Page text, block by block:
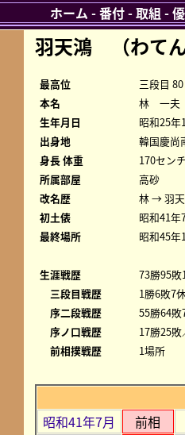
羽天鴻 （わて
最高位
三段目 80
本名
林 一夫
生年月日
昭和25年
出身地
韓国慶尚
身長 体重
170セン
所属部屋
高砂
改名歴
林 → 羽
初土俵
昭和41年
最終場所
昭和45年
生涯戦歴
73勝95
三段目戦歴
1勝6敗7
序二段戦歴
55勝64
序ノ口戦歴
17勝25
前相撲戦歴
1場所
昭和41年7月
前相
ホーム -番付-取組 -